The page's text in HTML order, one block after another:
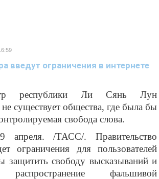
введут ограничения в интернете
республики Ли Сянь Лун
существует общества, где была бы
свобода слова.
/ТАСС/. Правительство
ограничения для пользователей
защитить свободу высказываний и
распространение фальшивой